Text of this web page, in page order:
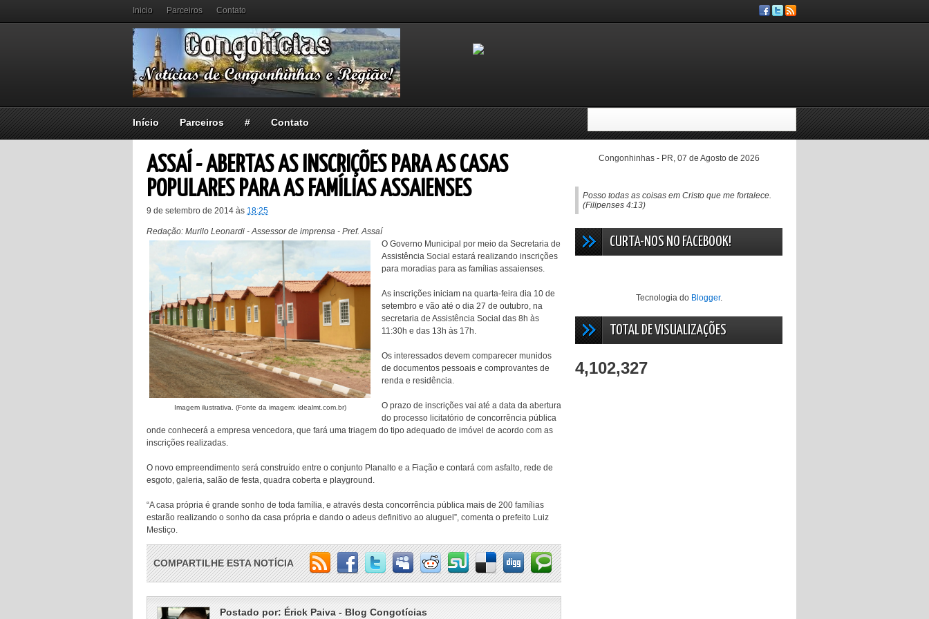
Inicio Parceiros Contato
Início Parceiros # Contato
ASSAÍ - ABERTAS AS INSCRIÇÕES PARA AS CASAS
POPULARES PARA AS FAMÍLIAS ASSAIENSES
9 de setembro de 2014 às 18:25
Redação: Murilo Leonardi - Assessor de imprensa - Pref. Assaí
Imagem ilustrativa. (Fonte da imagem: idealmt.com.br)
O Governo Municipal por meio da Secretaria de
Assistência Social estará realizando inscrições
para moradias para as famílias assaienses.
As inscrições iniciam na quarta-feira dia 10 de
setembro e vão até o dia 27 de outubro, na
secretaria de Assistência Social das 8h às
11:30h e das 13h às 17h.
Os interessados devem comparecer munidos
de documentos pessoais e comprovantes de
renda e residência.
O prazo de inscrições vai até a data da abertura
do processo licitatório de concorrência pública
onde conhecerá a empresa vencedora, que fará uma triagem do tipo adequado de imóvel de acordo com as
inscrições realizadas.
O novo empreendimento será construído entre o conjunto Planalto e a Fiação e contará com asfalto, rede de
esgoto, galeria, salão de festa, quadra coberta e playground.
“A casa própria é grande sonho de toda família, e através desta concorrência pública mais de 200 famílias
estarão realizando o sonho da casa própria e dando o adeus definitivo ao aluguel”, comenta o prefeito Luiz
Mestiço.
COMPARTILHE ESTA NOTÍCIA
Postado por: Érick Paiva - Blog Congotícias
Congonhinhas - PR, 07 de Agosto de 2026
Posso todas as coisas em Cristo que me fortalece.
(Filipenses 4:13)
CURTA-NOS NO FACEBOOK!
Tecnologia do Blogger.
TOTAL DE VISUALIZAÇÕES
4,102,327